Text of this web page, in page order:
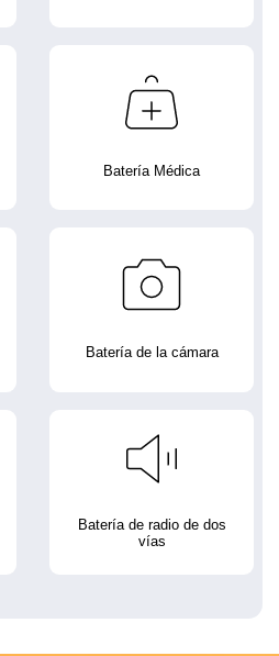
Batería Médica
Batería de la cámara
Batería de radio de dos
vías